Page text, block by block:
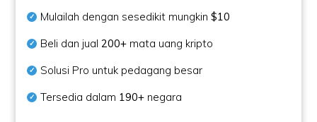
Mulailah dengan sesedikit mungkin$10
Beli dan jual200+ mata uang kripto
Solusi Pro untuk pedagang besar
Tersedia dalam 190+ negara